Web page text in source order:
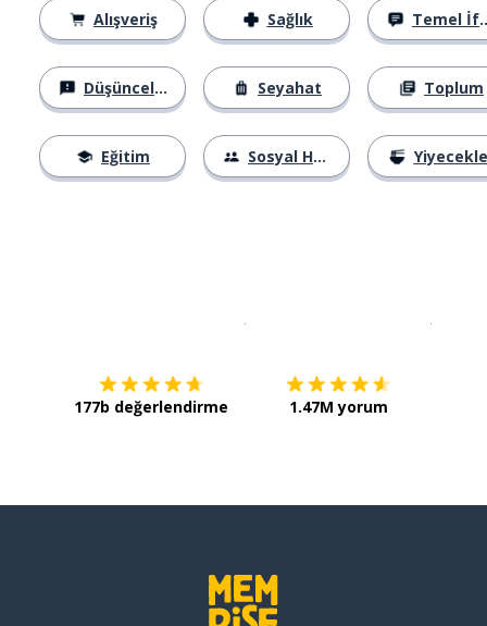
Alışveriş
Düşünceler
Eğitim
Sağlık
Seyahat
Sosyal Hayat
Temel İfadeler
Toplum
177b değerlendirme 1.47M yorum